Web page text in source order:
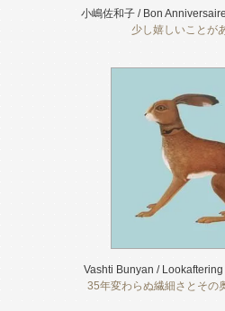
小嶋佐和子 / Bon
少し嬉しいことが
Vashti Bunyan /
35年変わらぬ繊細さとその